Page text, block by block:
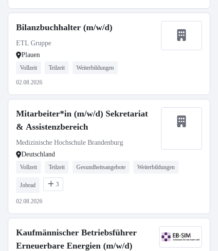
Bilanzbuchhalter (m/w/d)
ETL Gruppe
Plauen
Vollzeit Teilzeit Weiterbildungen
02.08.2026
Mitarbeiter*in (m/w/d) Sekretariat
& Assistenzbereich
Medizinische Hochschule Brandenburg
Deutschland
Vollzeit Teilzeit Gesundheitsangebote Weiterbildungen
Jobrad 3
02.08.2026
Kaufmännischer Betriebsführer
Erneuerbare Energien (m/w/d)